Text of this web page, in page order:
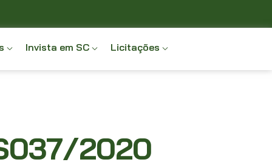
Invista em SC Licitações
2020